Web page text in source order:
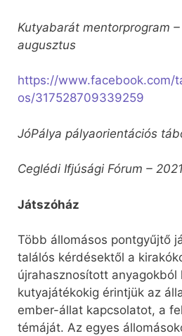
Kutyabarát mentorprogram
augusztus
https://www.facebook.com/
os/317528709339259
JóPálya pályaorientációs
Ceglédi Ifjúsági Fórum –
Játszóház
Több állomásos pontgyűjtő
találós kérdésektől a
újrahasznosított anyagokból
kutyajátékokig érintjük az
ember-állat kapcsolatot, a
témáját. Az egyes